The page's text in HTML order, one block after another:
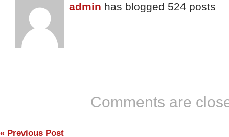
admin has blogged 524 posts
Comments are
« Previous Post